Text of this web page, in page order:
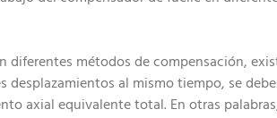
métodos de compensación,
al mismo tiempo, se
axial equivalente total. En otras